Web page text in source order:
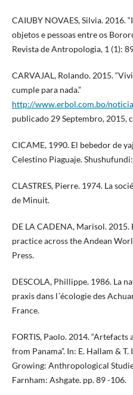
CAIUBY NOVAES, Silvia. 2016.
objetos e pessoas entre os
Revista de Antropologia, 1 (1):
CARVAJAL, Rolando. 2015.
cumple para nada.”
http://www.erbol.com.bo/
publicado 29 Septembro, 2015,
CICAME, 1990. El bebedor de
Celestino Piaguaje.
CLASTRES, Pierre. 1974. La
de Minuit.
DE LA CADENA, Marisol. 2015.
practice across the Andean
Press.
DESCOLA, Phillippe. 1986. La
praxis dans l´écologie des
France.
FORTIS, Paolo. 2014.
from Panama”. In: E. Hallam &
Growing: Anthropological
Farnham: Ashgate. pp. 89 -106.